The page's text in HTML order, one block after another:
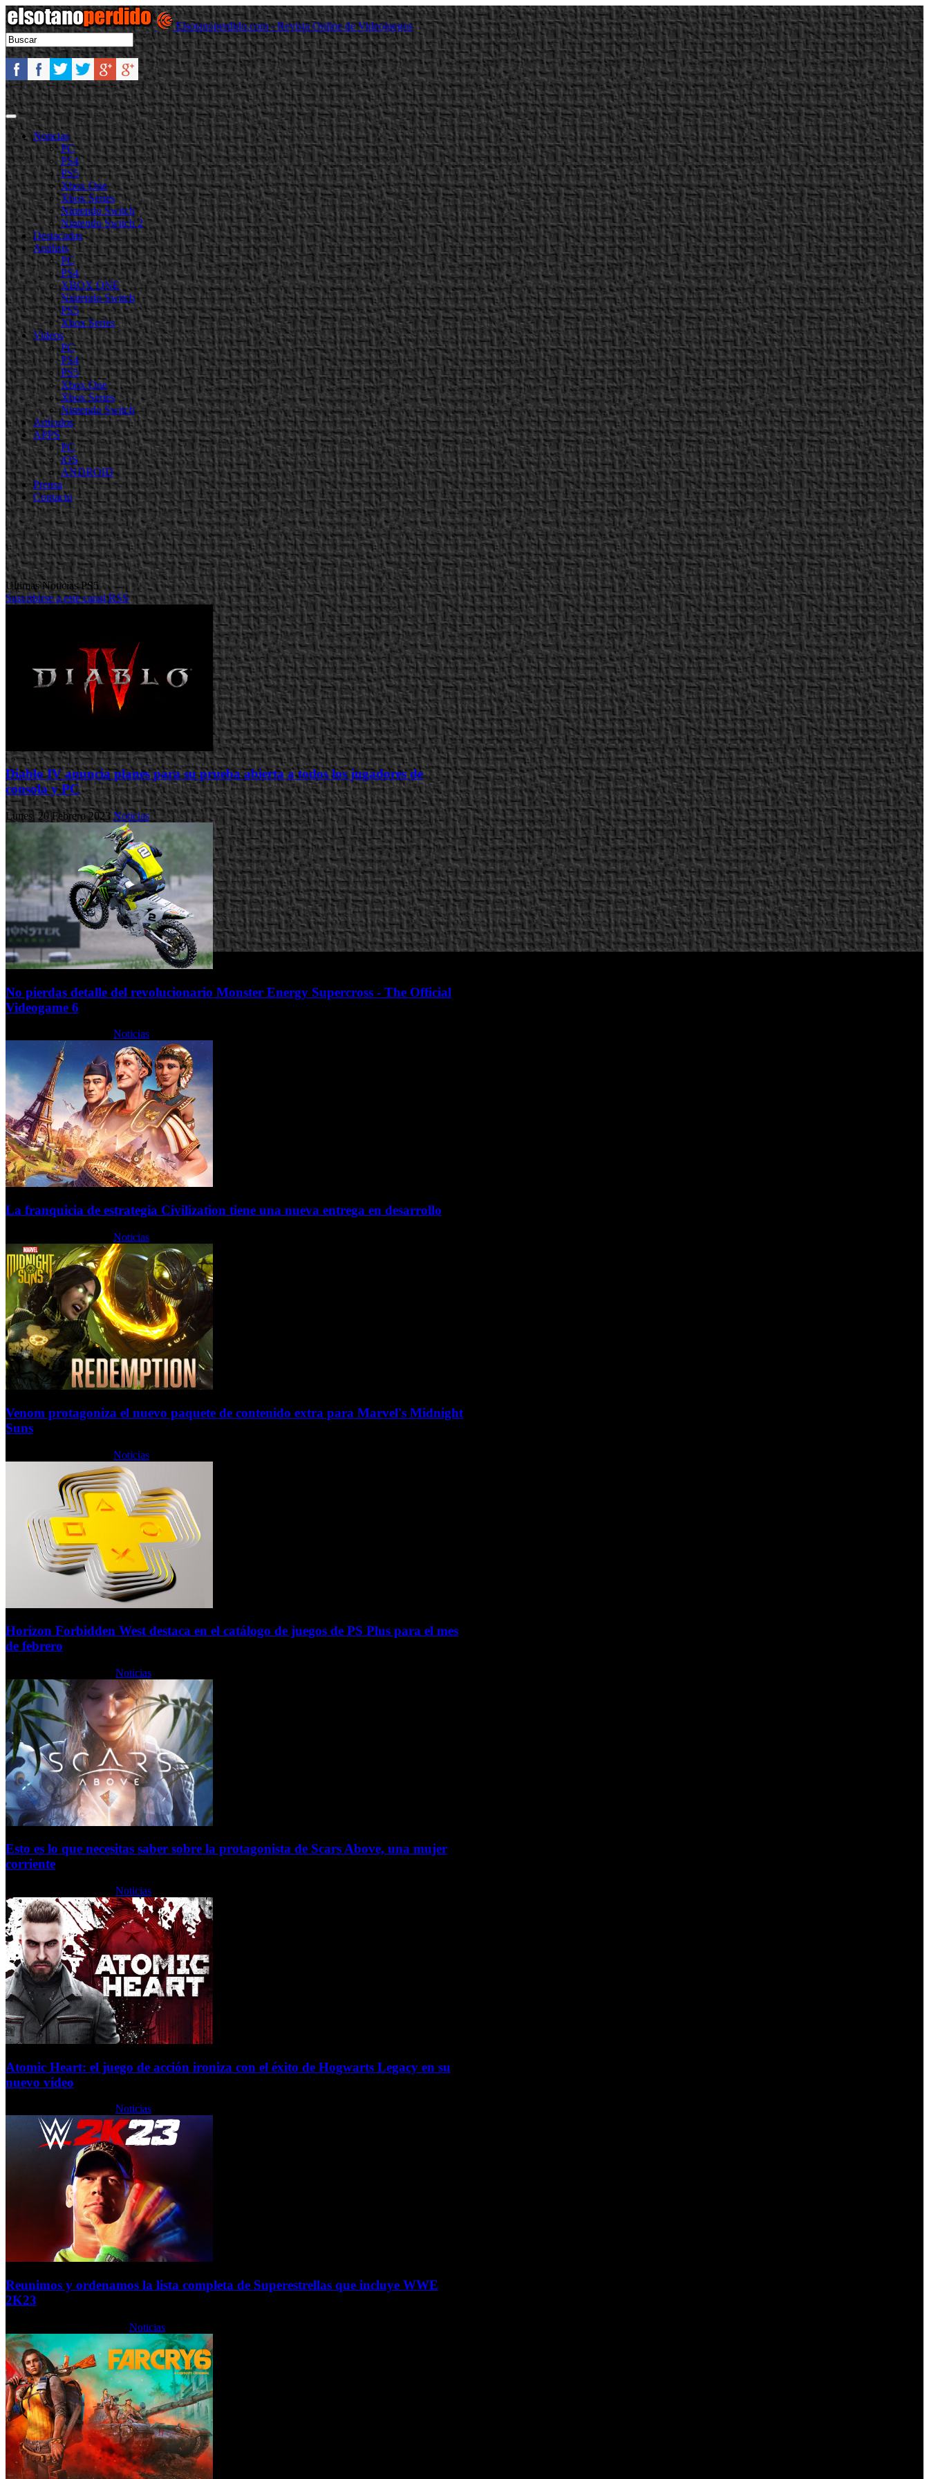
Elsotanoperdido.com - Revista Online de Videojuegos
Noticias
PC
PS4
PS5
Xbox One
Xbox Series
Nintendo Switch
Nintendo Switch 2
Destacadas
Análisis
PC
PS4
XBOX ONE
Nintendo Switch
PS5
Xbox Series
Videos
PC
PS4
PS5
Xbox One
Xbox Series
Nintendo Switch
Artículos
APPS
PC
iOS
ANDROID
Prensa
Contacto
Ultimas Noticias PS5
Suscribirse a este canal RSS
Diablo IV anuncia planes para su prueba abierta a todos los jugadores de
consola y PC
Lunes, 20 Febrero 2023 Noticias
No pierdas detalle del revolucionario Monster Energy Supercross - The Official
Videogame 6
Noticias
La franquicia de estrategia Civilization tiene una nueva entrega en desarrollo
Noticias
Venom protagoniza el nuevo paquete de contenido extra para Marvel's Midnight
Suns
Noticias
Horizon Forbidden West destaca en el catálogo de juegos de PS Plus para el mes
de febrero
Noticias
Esto es lo que necesitas saber sobre la protagonista de Scars Above, una mujer
corriente
Noticias
Atomic Heart: el juego de acción ironiza con el éxito de Hogwarts Legacy en su
nuevo vídeo
Noticias
Reunimos y ordenamos la lista completa de Superestrellas que incluye WWE
2K23
Noticias